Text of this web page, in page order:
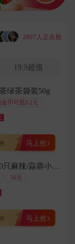
功
功
功
功
功
功
功
功
··· 2807人正在抢
19.9超值
绿茶袋装50g
金币可抵0.2元
马上抢
天海藏3斤约50只麻辣/蒜蓉小龙虾
50元
马上抢